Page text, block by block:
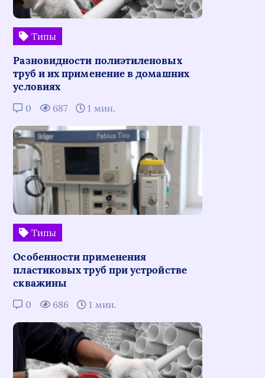
Типы
Разновидности полиэтиленовых
труб и их применение в домашних
условиях
0 687 1 мин.
Типы
Особенности применения
пластиковых труб при устройстве
скважины
0 686 1 мин.